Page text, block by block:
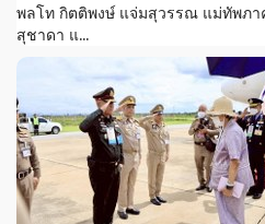
พลโท กิตติพงษ์ แจ่มสุวรรณ แม่ทัพภ
สุชาดา แ...